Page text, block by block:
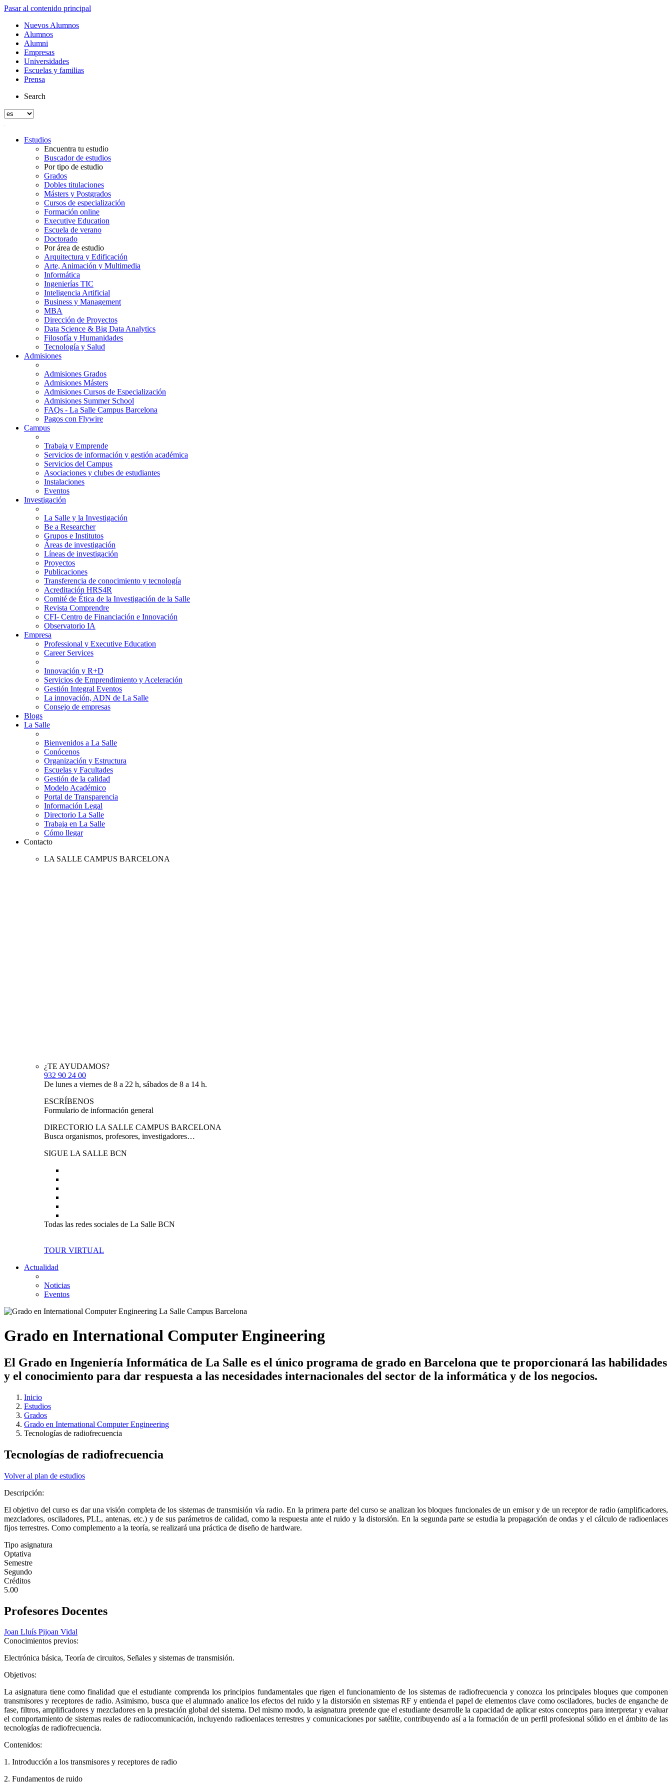
Pasar al contenido principal
Nuevos Alumnos
Alumnos
Alumni
Empresas
Universidades
Escuelas y familias
Prensa
Search
Estudios
Encuentra tu estudio
Buscador de estudios
Por tipo de estudio
Grados
Dobles titulaciones
Másters y Postgrados
Cursos de especialización
Formación online
Executive Education
Escuela de verano
Doctorado
Por área de estudio
Arquitectura y Edificación
Arte, Animación y Multimedia
Informática
Ingenierías TIC
Inteligencia Artificial
Business y Management
MBA
Dirección de Proyectos
Data Science & Big Data Analytics
Filosofía y Humanidades
Tecnología y Salud
Admisiones
Admisiones Grados
Admisiones Másters
Admisiones Cursos de Especialización
Admisiones Summer School
FAQs - La Salle Campus Barcelona
Pagos con Flywire
Campus
Trabaja y Emprende
Servicios de información y gestión académica
Servicios del Campus
Asociaciones y clubes de estudiantes
Instalaciones
Eventos
Investigación
La Salle y la Investigación
Be a Researcher
Grupos e Institutos
Áreas de investigación
Líneas de investigación
Proyectos
Publicaciones
Transferencia de conocimiento y tecnología
Acreditación HRS4R
Comité de Ética de la Investigación de la Salle
Revista Comprendre
CFI- Centro de Financiación e Innovación
Observatorio IA
Empresa
Professional y Executive Education
Career Services
Innovación y R+D
Servicios de Emprendimiento y Aceleración
Gestión Integral Eventos
La innovación, ADN de La Salle
Consejo de empresas
Blogs
La Salle
Bienvenidos a La Salle
Conócenos
Organización y Estructura
Escuelas y Facultades
Gestión de la calidad
Modelo Académico
Portal de Transparencia
Información Legal
Directorio La Salle
Trabaja en La Salle
Cómo llegar
Contacto
LA SALLE CAMPUS BARCELONA
¿TE AYUDAMOS?
932 90 24 00
De lunes a viernes de 8 a 22 h, sábados de 8 a 14 h.
ESCRÍBENOS
Formulario de información general
DIRECTORIO LA SALLE CAMPUS BARCELONA
Busca organismos, profesores, investigadores…
SIGUE LA SALLE BCN
Todas las redes sociales de La Salle BCN
TOUR VIRTUAL
Actualidad
Noticias
Eventos
Grado en International Computer Engineering
El Grado en Ingeniería Informática de La Salle es el único programa de grado en Barcelona que te proporcionará las habilidades
y el conocimiento para dar respuesta a las necesidades internacionales del sector de la informática y de los negocios.
Inicio
Estudios
Grados
Grado en International Computer Engineering
Tecnologías de radiofrecuencia
Tecnologías de radiofrecuencia
Volver al plan de estudios
Descripción:
El objetivo del curso es dar una visión completa de los sistemas de transmisión vía radio. En la primera parte del curso se analizan los bloques funcionales de un emisor y de un receptor de radio (amplificadores,
mezcladores, osciladores, PLL, antenas, etc.) y de sus parámetros de calidad, como la respuesta ante el ruido y la distorsión. En la segunda parte se estudia la propagación de ondas y el cálculo de radioenlaces
fijos terrestres. Como complemento a la teoría, se realizará una práctica de diseño de hardware.
Tipo asignatura
Optativa
Semestre
Segundo
Créditos
5.00
Profesores Docentes
Joan Lluís Pijoan Vidal
Conocimientos previos:
Electrónica básica, Teoría de circuitos, Señales y sistemas de transmisión.
Objetivos:
La asignatura tiene como finalidad que el estudiante comprenda los principios fundamentales que rigen el funcionamiento de los sistemas de radiofrecuencia y conozca los principales bloques que componen
transmisores y receptores de radio. Asimismo, busca que el alumnado analice los efectos del ruido y la distorsión en sistemas RF y entienda el papel de elementos clave como osciladores, bucles de enganche de
fase, filtros, amplificadores y mezcladores en la prestación global del sistema. Del mismo modo, la asignatura pretende que el estudiante desarrolle la capacidad de aplicar estos conceptos para interpretar y evaluar
el comportamiento de sistemas reales de radiocomunicación, incluyendo radioenlaces terrestres y comunicaciones por satélite, contribuyendo así a la formación de un perfil profesional sólido en el ámbito de las
tecnologías de radiofrecuencia.
Contenidos:
1. Introducción a los transmisores y receptores de radio
2. Fundamentos de ruido